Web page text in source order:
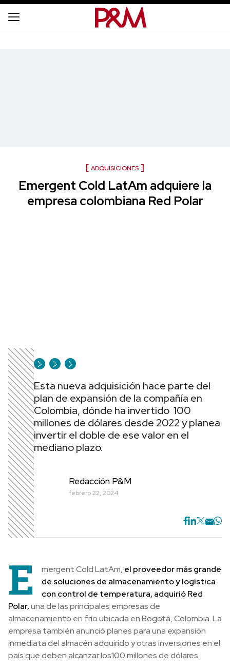
ADQUISICIONES
Emergent Cold LatAm adquiere la
empresa colombiana Red Polar
Esta nueva adquisición hace parte del
plan de expansión de la compañía en
Colombia, dónde ha invertido 100
millones de dólares desde 2022 y planea
invertir el doble de ese valor en el
mediano plazo.
Redacción P&M
febrero 22, 2024
E mergent Cold LatAm, el proveedor más grande
de soluciones de almacenamiento y logística
con control de temperatura, adquirió Red
Polar,una de las principales empresas de
almacenamiento en frío ubicada en Bogotá, Colombia. La
empresa también anunció planes para una expansión
inmediata del almacén adquirido y otras inversiones en el
país que deben alcanzar los100 millones de dólares.